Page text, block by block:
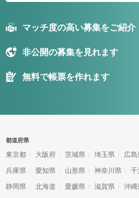
マッチ度の高い募集をご紹介
非公開の募集を見れます
無料で帳票を作れます
都道府県
東京都 大阪府 茨城県 埼玉県 広島
兵庫県 愛知県 山形県 神奈川県 千
静岡県 北海道 愛媛県 滋賀県 沖縄